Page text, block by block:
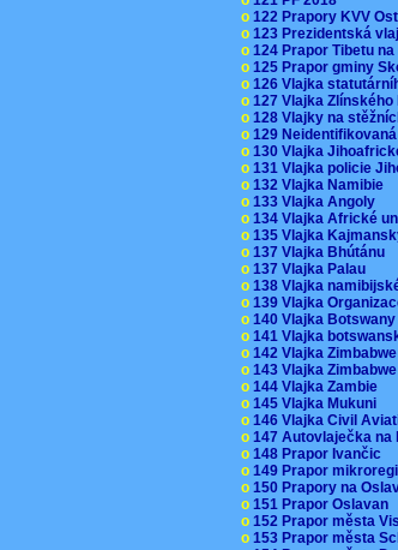
o 122 Prapory KVV
o 123 Prezidentská
o 124 Prapor Tibetu
o 125 Prapor gminy
o 126 Vlajka
o 127 Vlajka Zlínského
o 128 Vlajky na
o 129
o 130 Vlajka
o 131 Vlajka policie
o 132 Vlajka Namibie
o 133 Vlajka Angoly
o 134 Vlajka Africké
o 135 Vlajka
o 137 Vlajka Bhútánu
o 137 Vlajka Palau
o 138 Vlajka
o 139 Vlajka
o 140 Vlajka Botswany
o 141 Vlajka
o 142 Vlajka Zimbabwe
o 143 Vlajka
o 144 Vlajka Zambie
o 145 Vlajka Mukuni
o 146 Vlajka Civil
o 147 Autovlaječka na
o 148 Prapor Ivančic
o 149 Prapor
o 150 Prapory na
o 151 Prapor Oslavan
o 152 Prapor města Vis
o 153 Prapor města